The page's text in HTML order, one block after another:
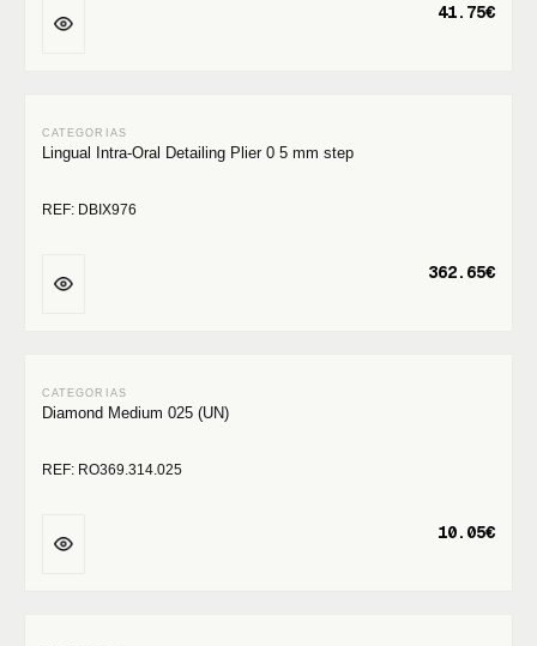
41.75€
Lingual Intra-Oral Detailing Plier 0 5 mm step
REF: DBIX976
362.65€
Diamond Medium 025 (UN)
REF: RO369.314.025
10.05€